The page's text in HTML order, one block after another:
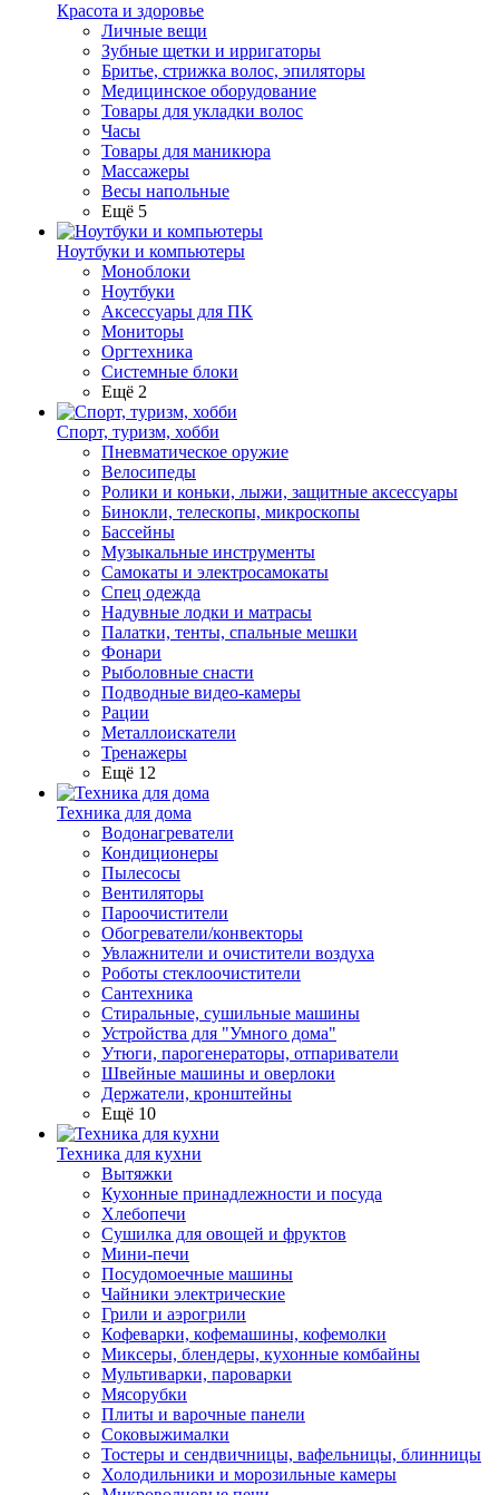
Красота и здоровье
Личные вещи
Зубные щетки и ирригаторы
Бритье, стрижка волос, эпиляторы
Медицинское оборудование
Товары для укладки волос
Часы
Товары для маникюра
Массажеры
Весы напольные
Ещё 5
Ноутбуки и компьютеры
Моноблоки
Ноутбуки
Аксессуары для ПК
Мониторы
Оргтехника
Системные блоки
Ещё 2
Спорт, туризм, хобби
Пневматическое оружие
Велосипеды
Ролики и коньки, лыжи, защитные аксессуары
Бинокли, телескопы, микроскопы
Бассейны
Музыкальные инструменты
Самокаты и электросамокаты
Спец одежда
Надувные лодки и матрасы
Палатки, тенты, спальные мешки
Фонари
Рыболовные снасти
Подводные видео-камеры
Рации
Металлоискатели
Тренажеры
Ещё 12
Техника для дома
Водонагреватели
Кондиционеры
Пылесосы
Вентиляторы
Пароочистители
Обогреватели/конвекторы
Увлажнители и очистители воздуха
Роботы стеклоочистители
Сантехника
Стиральные, сушильные машины
Устройства для "Умного дома"
Утюги, парогенераторы, отпариватели
Швейные машины и оверлоки
Держатели, кронштейны
Ещё 10
Техника для кухни
Вытяжки
Кухонные принадлежности и посуда
Хлебопечи
Сушилка для овощей и фруктов
Мини-печи
Посудомоечные машины
Чайники электрические
Грили и аэрогрили
Кофеварки, кофемашины, кофемолки
Миксеры, блендеры, кухонные комбайны
Мультиварки, пароварки
Мясорубки
Плиты и варочные панели
Соковыжималки
Тостеры и сендвичницы, вафельницы, блинницы
Холодильники и морозильные камеры